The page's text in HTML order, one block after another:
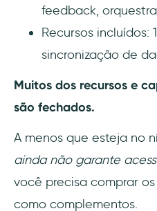
feedback,
Recursos incluídos:
sincronização de
Muitos dos recursos e
são fechados.
A menos que esteja no
ainda não garante
você precisa comprar
como complementos.